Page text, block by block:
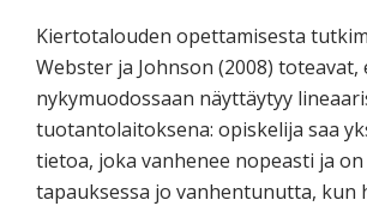
Kiertotalouden opettamisesta
Webster ja Johnson (2008)
nykymuodossaan näyttäytyy
tuotantolaitoksena: opiskelija saa
tietoa, joka vanhenee nopeasti ja
tapauksessa jo vanhentunutta, kun